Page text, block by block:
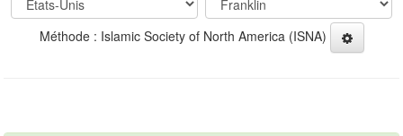
Méthode : Islamic Society of North America (ISNA)